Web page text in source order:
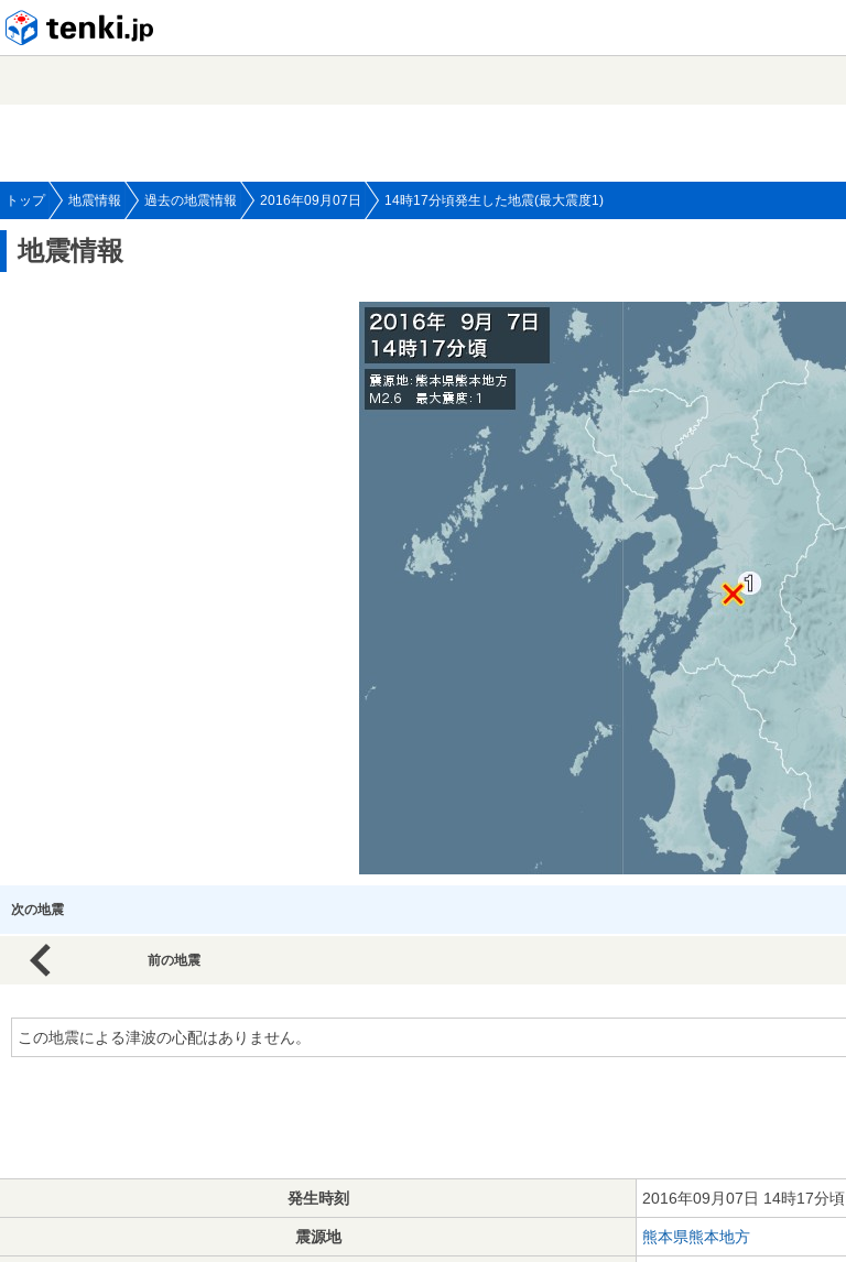
トップ 地震情報 過去の地震情報 2016年09月07日 14時17分頃発生した地震(最大震度1)
地震情報
次の地震
前の地震
この地震による津波の心配はありません。
発生時刻 2016年09月07日 14時17分頃
震源地 熊本県熊本地方